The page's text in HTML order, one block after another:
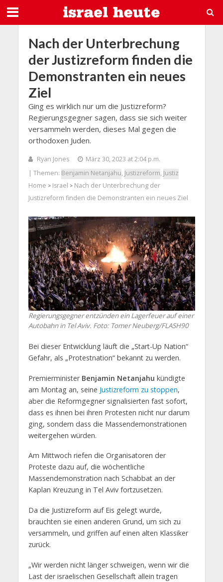
Nach der Unterbrechung
der Justizreform finden die
Demonstranten ein neues
Ziel
Ging es wirklich nur um die Justizreform?
Regierungsgegner sagen, dass sie sich weiter
versammeln werden, dieses Mal gegen die
orthodoxen Juden.
Ryan Jones
März 30, 2023 at 2:04 p.m.
| Themen: Benjamin Netanjahu, Justizreform, Justiz
Home > Israel > Nach der Unterbrechung der
Justizreform finden die Demonstranten ein neues Ziel
Regierungsgegner entzünden ein Lagerfeuer auf einer
Autobahn in Tel Aviv. Foto: Tomer Neuberg/FLASH90
Bei dieser Entwicklung läuft die „Start-Up Nation“
Gefahr, als „Protestnation“ bekannt zu werden.
Premierminister Benjamin Netanjahu kündigte
am Montag an, seine Justizreform zu stoppen,
aber die Reformgegner signalisierten fast sofort,
dass es ihnen bei ihren Protesten nicht nur darum
ging, sondern dass die Massendemonstrationen
weitergehen würden.
Am Mittwoch riefen die Organisatoren der
Proteste dazu auf, die wöchentliche
Massendemonstration nach Schabbat an der
Kaplan Kreuzung in Tel Aviv fortzusetzen.
Da die Justizreform auf Eis gelegt wurde,
brauchten sie einen anderen Grund, um sich zu
versammeln, und griffen auf einen alten Klassiker
zurück.
„Wir werden nicht länger schweigen, wenn wir die
Last der israelischen Gesellschaft allein tragen